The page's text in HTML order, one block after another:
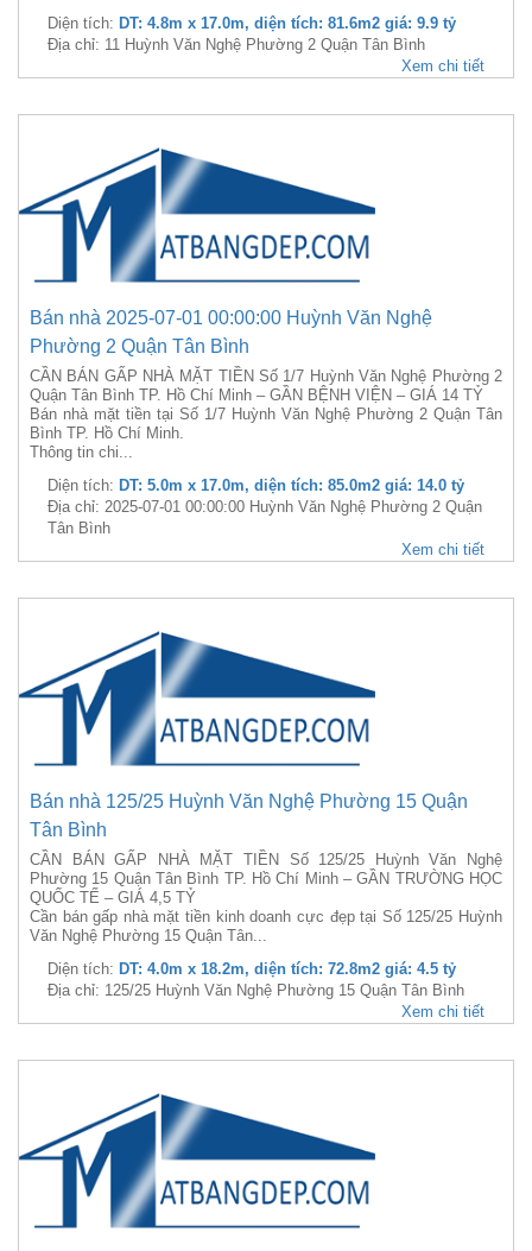
Diện tích: DT: 4.8m x 17.0m, diện tích: 81.6m2 giá: 9.9 tỷ
Địa chỉ: 11 Huỳnh Văn Nghệ Phường 2 Quận Tân Bình
Xem chi tiết
Bán nhà 2025-07-01 00:00:00 Huỳnh Văn Nghệ
Phường 2 Quận Tân Bình
CẦN BÁN GẤP NHÀ MẶT TIỀN Số 1/7 Huỳnh Văn Nghệ Phường 2
Quận Tân Bình TP. Hồ Chí Minh – GẦN BỆNH VIỆN – GIÁ 14 TỶ
Bán nhà mặt tiền tại Số 1/7 Huỳnh Văn Nghệ Phường 2 Quận Tân
Bình TP. Hồ Chí Minh.
Thông tin chi...
Diện tích: DT: 5.0m x 17.0m, diện tích: 85.0m2 giá: 14.0 tỷ
Địa chỉ: 2025-07-01 00:00:00 Huỳnh Văn Nghệ Phường 2 Quận
Tân Bình
Xem chi tiết
Bán nhà 125/25 Huỳnh Văn Nghệ Phường 15 Quận
Tân Bình
CẦN BÁN GẤP NHÀ MẶT TIỀN Số 125/25 Huỳnh Văn Nghệ
Phường 15 Quận Tân Bình TP. Hồ Chí Minh – GẦN TRƯỜNG HỌC
QUỐC TẾ – GIÁ 4,5 TỶ
Cần bán gấp nhà mặt tiền kinh doanh cực đẹp tại Số 125/25 Huỳnh
Văn Nghệ Phường 15 Quận Tân...
Diện tích: DT: 4.0m x 18.2m, diện tích: 72.8m2 giá: 4.5 tỷ
Địa chỉ: 125/25 Huỳnh Văn Nghệ Phường 15 Quận Tân Bình
Xem chi tiết